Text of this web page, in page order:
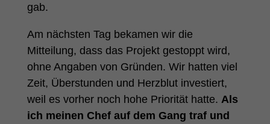
gab.
Am nächsten Tag bekamen wir die
Mitteilung, dass das Projekt gestoppt wird,
ohne Angaben von Gründen. Wir hatten viel
Zeit, Überstunden und Herzblut investiert,
weil es vorher noch hohe Priorität hatte. Als
ich meinen Chef auf dem Gang traf und